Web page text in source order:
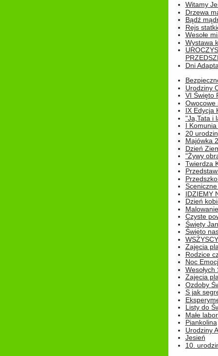
Witamy
Drzewa
Bądź
Rejs
Wesołe
Wystawa
Dni
Urodziny
VI Święto
Owocowe
IX Edycja
"Ja,Tata i
I
20
Majówka
Dzień
"Żywy
Twierdza
IDZIEMY
Dzień
Czyste
Święty
Święto
Zajęcia
Rodzice
Noc
Wesołych
Zajęcia
Ozdoby
S jak
Listy do
Małe
Piankolina
Urodziny
Jesień
10.